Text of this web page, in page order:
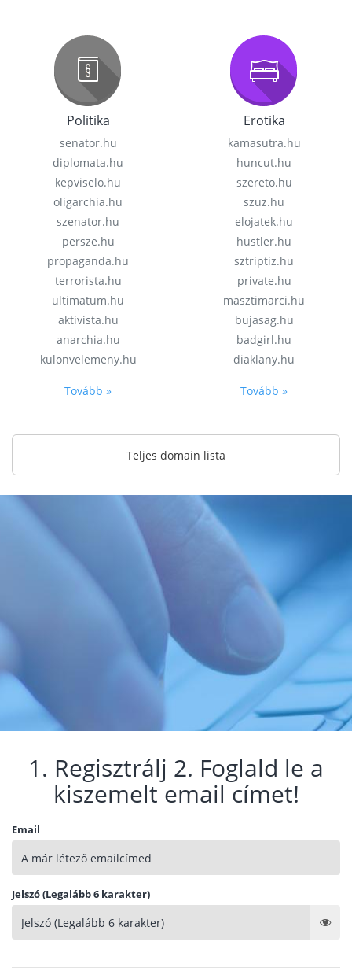
Politika
senator.hu
diplomata.hu
kepviselo.hu
oligarchia.hu
szenator.hu
persze.hu
propaganda.hu
terrorista.hu
ultimatum.hu
aktivista.hu
anarchia.hu
kulonvelemeny.hu
Tovább »
Erotika
kamasutra.hu
huncut.hu
szereto.hu
szuz.hu
elojatek.hu
hustler.hu
sztriptiz.hu
private.hu
masztimarci.hu
bujasag.hu
badgirl.hu
diaklany.hu
Tovább »
Teljes domain lista
1. Regisztrálj 2. Foglald le a
kiszemelt email címet!
Email
Jelszó (Legalább 6 karakter)